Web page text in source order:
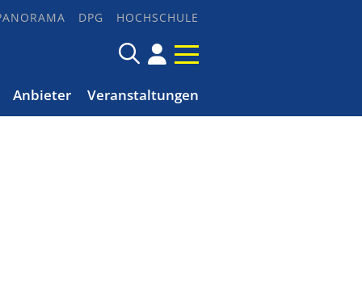
DPG HOCHSCHULE
Anbieter Veranstaltungen